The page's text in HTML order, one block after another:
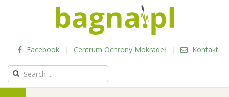
Facebook | Centrum Ochrony Mokradeł | Kontakt